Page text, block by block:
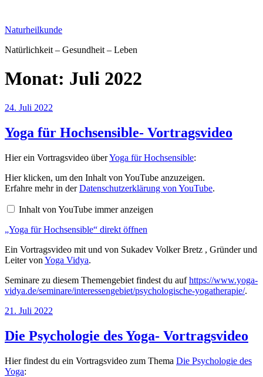
springen
Naturheilkunde
Natürlichkeit – Gesundheit – Leben
Monat: Juli 2022
Veröffentlicht
24. Juli 2022
Yoga für Hochsensible- Vortragsvideo
Hier ein Vortragsvideo überYoga für Hochsensible:
„Yoga
für
Hochsensible“
YouTube
Hier klicken, um den Inhalt von YouTube anzuzeigen.
Erfahre mehr in derDatenschutzerklärung von YouTube.
Inhalt von YouTube immer anzeigen
„Yoga für Hochsensible“ direkt öffnen
Ein Vortragsvideo mit und von Sukadev Volker Bretz , Gründer und
Leiter von Yoga Vidya.
Seminare zu diesem Themengebiet findest du aufhttps://www.yoga-
vidya.de/seminare/interessengebiet/psychologische-yogatherapie/.
Veröffentlicht
21. Juli 2022
Die Psychologie des Yoga- Vortragsvideo
Hier findest du ein Vortragsvideo zum Thema Die Psychologie des
Yoga: